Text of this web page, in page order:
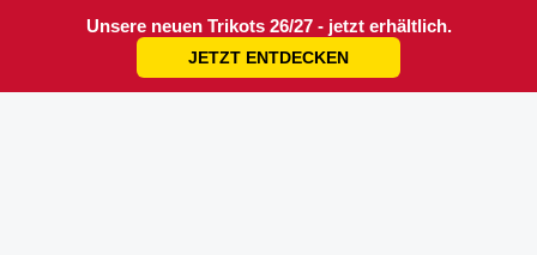
Unsere neuen Trikots 26/27 - jetzt erhältlich.
JETZT ENTDECKEN